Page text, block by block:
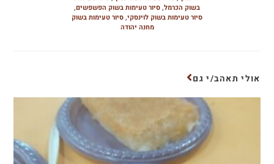
בשוק הכרמל,סיור טעימות בשוק הפשפשים,
סיור טעימות בשוק לוינסקי,סיור טעימות בשוק
מחנה יהודה
אולי תאהב/י גם